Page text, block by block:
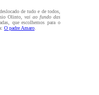
de tudo e de todos,
Olinto,vai ao fundo das
que escolhemos para o
O padre Amaro